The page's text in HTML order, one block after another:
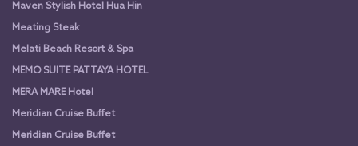
Maven Stylish Hotel Hua Hin
Meating Steak
Melati Beach Resort & Spa
MEMO SUITE PATTAYA HOTEL
MERA MARE Hotel
Meridian Cruise Buffet
Meridian Cruise Buffet